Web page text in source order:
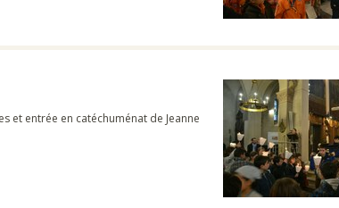
et entrée en catéchuménat de Jeanne